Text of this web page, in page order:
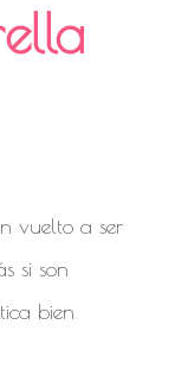
vuelto a ser
si son
bien